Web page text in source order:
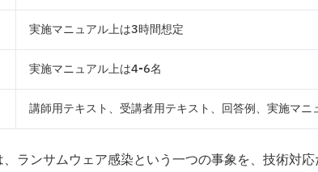
実施マニュアル上は3時間想定
実施マニュアル上は4-6名
講師用テキスト、受講者用テキスト、回答例、実施マニ
ランサムウェア感染という一つの事象を、技術対